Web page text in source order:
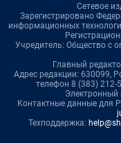
Сетевое
Зарегистрировано
информационных
Учредитель: Общество с
Главный
Адрес редакции: 630099,
телефон 8 (383) 212-
Электронный
Контактные данные для
Техподдержка: